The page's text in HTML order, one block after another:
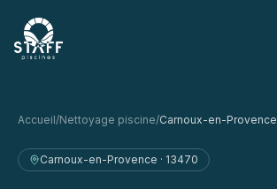
STAFF Piscines — Accueil
Accueil/Nettoyage piscine/Carnoux-en-Provence
Carnoux-en-Provence · 13470